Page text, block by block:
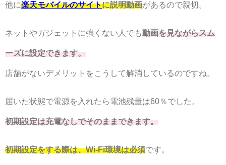
他に楽天モバイルのサイトに説明動画があるので親切。
ネットやガジェットに強くない人でも動画を見ながらスム
ーズに設定できます。
店舗がないデメリットをこうして解消しているのですね。
届いた状態で電源を入れたら電池残量は60％でした。
初期設定は充電なしでそのままできます。
初期設定をする際は、Wi-Fi環境は必須です。